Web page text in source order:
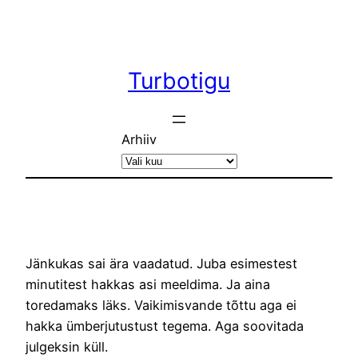
Turbotigu
Arhiiv
Jänkukas sai ära vaadatud. Juba esimestest
minutitest hakkas asi meeldima. Ja aina
toredamaks läks. Vaikimisvande tõttu aga ei
hakka ümberjutustust tegema. Aga soovitada
julgeksin küll.